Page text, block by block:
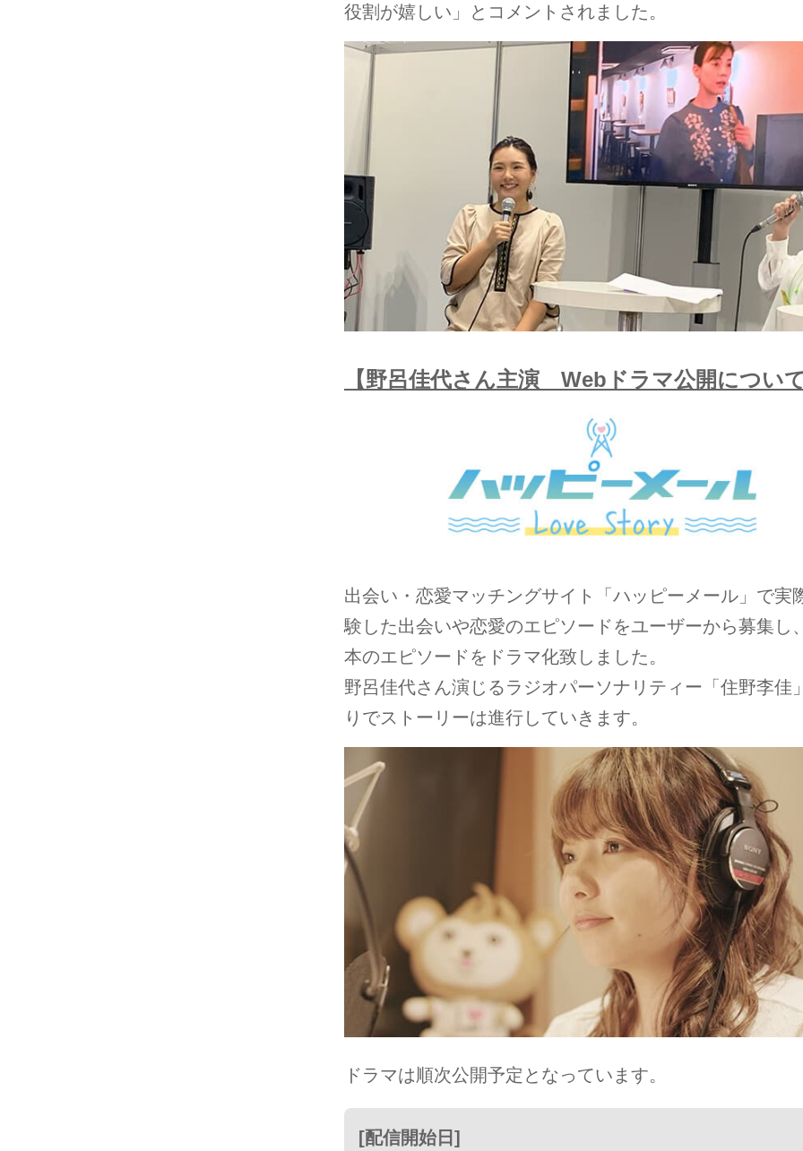
役割が嬉しい」とコメントされました。
【野呂佳代さん主演 Webドラマ公開につい
出会い・恋愛マッチングサイト「ハッピーメール」で実
験した出会いや恋愛のエピソードをユーザーから募集し
本のエピソードをドラマ化致しました。
野呂佳代さん演じるラジオパーソナリティー「住野李佳
りでストーリーは進行していきます。
ドラマは順次公開予定となっています。
[配信開始日]